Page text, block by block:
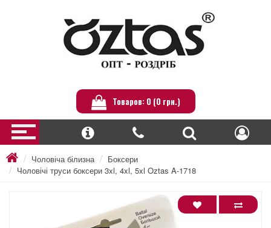
Товаров: 0 (0 грн.)
Чоловіча білизна
Боксери
Чоловічі труси боксери 3xl, 4xl, 5xl Oztas A-1718